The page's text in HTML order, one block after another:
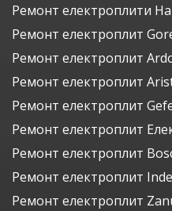
Ремонт електроплити
Ремонт електроплит
Ремонт електроплит
Ремонт електроплит
Ремонт електроплит
Ремонт електроплит
Ремонт електроплит
Ремонт електроплит
Ремонт електроплит